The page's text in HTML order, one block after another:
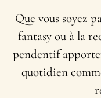
Que vous soyez
fantasy ou à la
pendentif
quotidien